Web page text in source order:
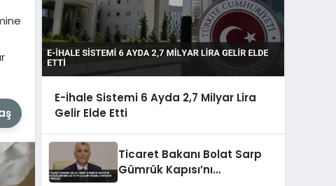
E-İhale Sistemi 6 Ayda 2,7 Milyar Lira
Gelir Elde Etti
Ticaret Bakanı Bolat Sarp
Gümrük Kapısı’nı